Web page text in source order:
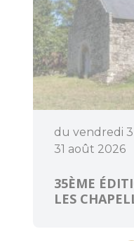
Découvrir
du vendredi
31 août 2026
35ÈME
LES